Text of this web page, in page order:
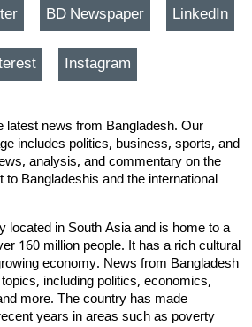
BD Newspaper LinkedIn
Instagram
latest news from Bangladesh. Our
includes politics, business, sports, and
analysis, and commentary on the
Bangladeshis and the international
located in South Asia and is home to a
160 million people. It has a rich cultural
economy. News from Bangladesh
including politics, economics,
more. The country has made
years in areas such as poverty